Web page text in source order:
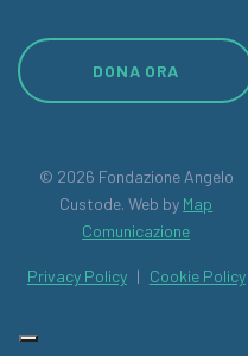
DONA ORA
© 2026 Fondazione Angelo
Custode. Web by Map
Comunicazione
Privacy Policy | Cookie Policy